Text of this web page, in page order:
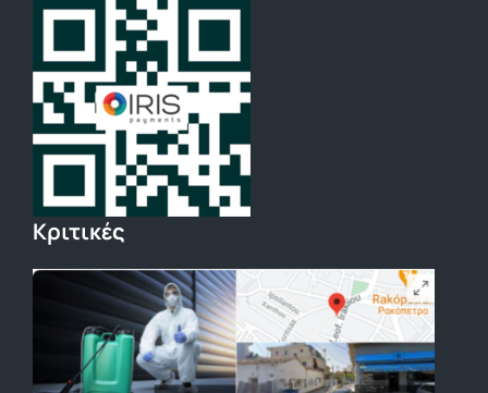
Κριτικές